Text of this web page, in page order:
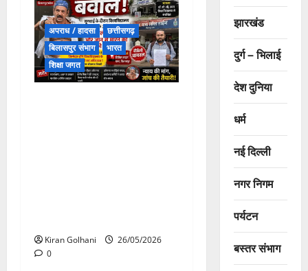
अपराध / हादसा
छत्तीसगढ़
बिलासपुर संभाग
भारत
शिक्षा जगत
Kiran Golhani
26/05/2026
0
झारखंड
दुर्ग – भिलाई
देश दुनिया
धर्म
नई दिल्ली
नगर निगम
पर्यटन
बस्तर संभाग